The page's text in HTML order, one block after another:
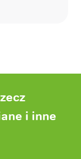
i inne